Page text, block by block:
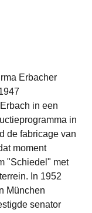
Erbacher
in een
in
de fabricage van
moment
"Schiedel" met
In 1952
München
senator